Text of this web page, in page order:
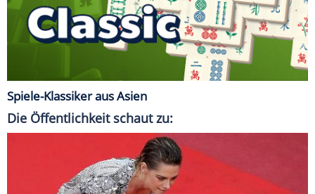
Spiele-Klassiker aus Asien
Die Öffentlichkeit schaut zu: